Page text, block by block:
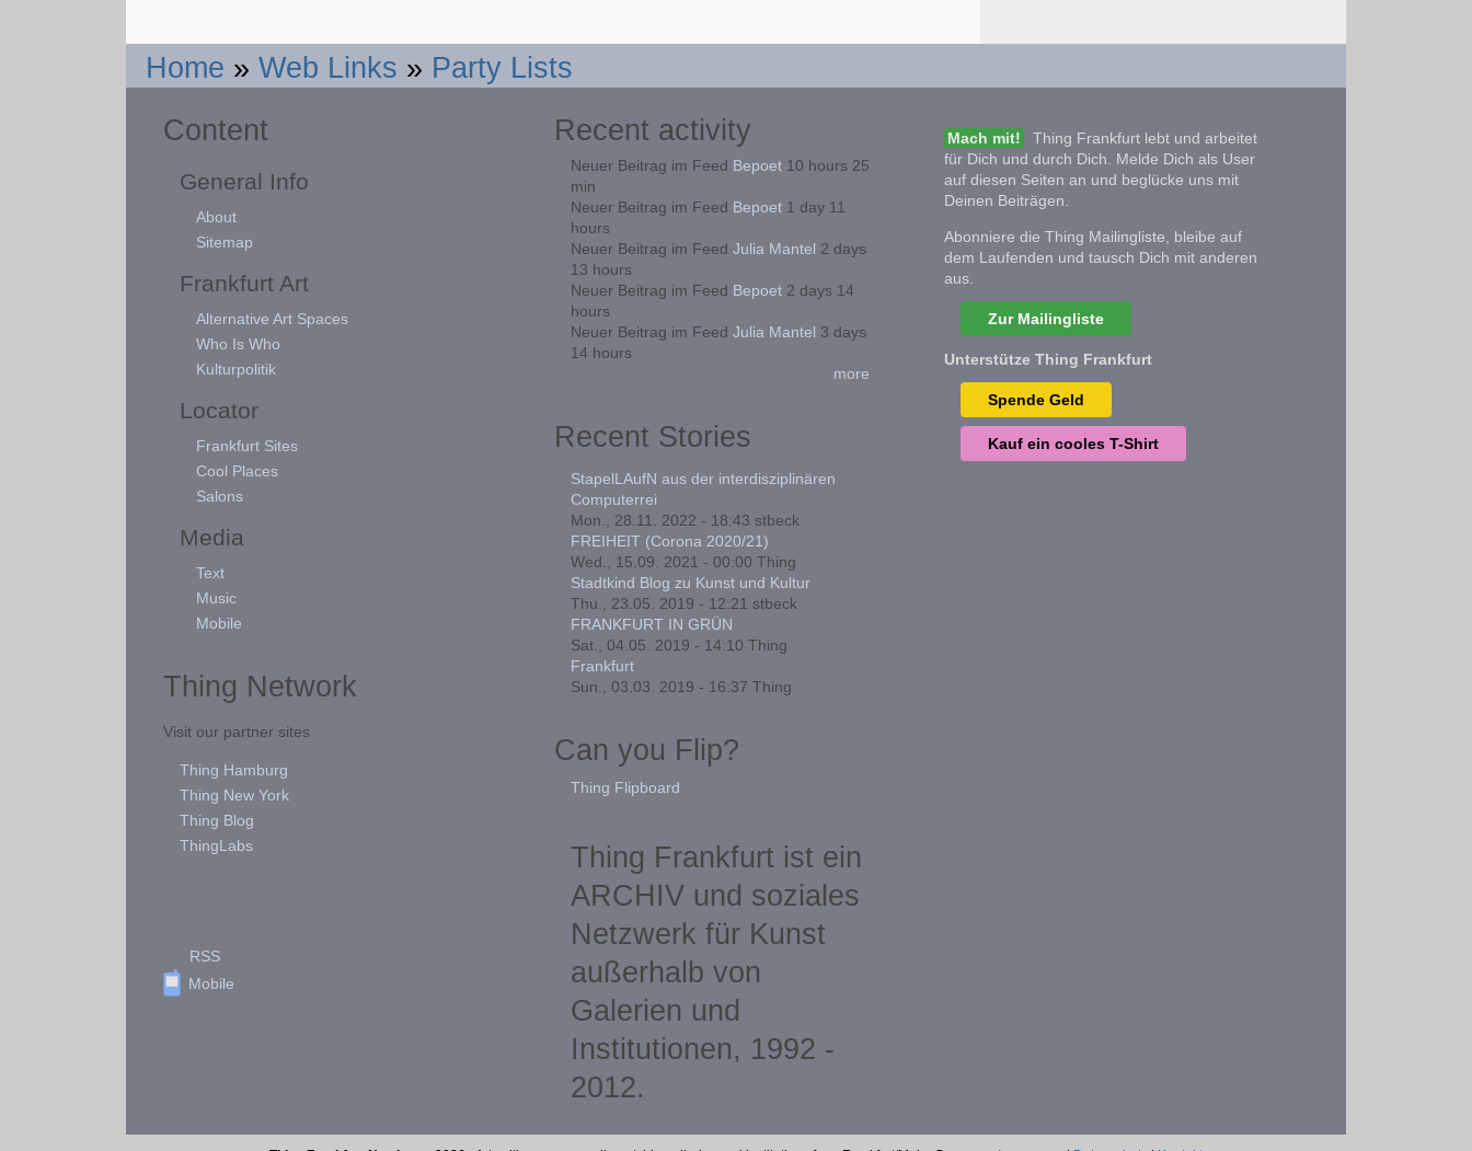
Home »Web Links » Party Lists
Content
General Info
About
Sitemap
Frankfurt Art
Alternative Art Spaces
Who Is Who
Kulturpolitik
Locator
Frankfurt Sites
Cool Places
Salons
Media
Text
Music
Mobile
Thing Network
Visit our partner sites
Thing Hamburg
Thing New York
Thing Blog
ThingLabs
RSS
Mobile
Recent activity
Neuer Beitrag im Feed Bepoet10 hours 25
min
Neuer Beitrag im Feed Bepoet1 day 11
hours
Neuer Beitrag im Feed Julia Mantel 2 days
13 hours
Neuer Beitrag im Feed Bepoet2 days 14
hours
Neuer Beitrag im Feed Julia Mantel 3 days
14 hours
more
Recent Stories
StapelLAufN aus der interdisziplinären
Computerrei
Mon., 28.11. 2022 - 18:43 stbeck
FREIHEIT (Corona 2020/21)
Wed., 15.09. 2021 - 00:00 Thing
Stadtkind Blog zu Kunst und Kultur
Thu., 23.05. 2019 - 12:21 stbeck
FRANKFURT IN GRÜN
Sat., 04.05. 2019 - 14:10 Thing
Frankfurt
Sun., 03.03. 2019 - 16:37 Thing
Can you Flip?
Thing Flipboard
Thing Frankfurt ist ein
ARCHIV und soziales
Netzwerk für Kunst
außerhalb von
Galerien und
Institutionen, 1992 -
2012.
Mach mit!
Thing Frankfurt lebt und arbeitet
für Dich und durch Dich. Melde Dich als User
auf diesen Seiten an und beglücke uns mit
Deinen Beiträgen.
Abonniere die Thing Mailingliste, bleibe auf
dem Laufenden und tausch Dich mit anderen
aus.
Zur Mailingliste
Unterstütze Thing Frankfurt
Spende Geld
Kauf ein cooles T-Shirt